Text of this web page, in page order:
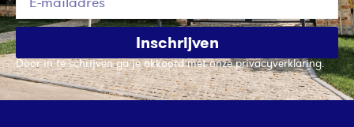
Inschrijven
Door in te schrijven ga je akkoord met onze privacyverklaring.